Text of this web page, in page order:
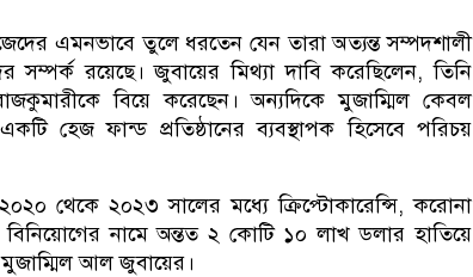
এমনভাবে তুলে ধরতেন যেন তারা অত্যন্ত সম্পদশালী
রয়েছে। জুবায়ের মিথ্যা দাবি করেছিলেন, তিনি
বিয়ে করেছেন। অন্যদিকে মুজাম্মিল কেবল
হেজ ফান্ড প্রতিষ্ঠানের ব্যবস্থাপক হিসেবে পরিচয়
থেকে ২০২৩ সালের মধ্যে ক্রিপ্টোকারেন্সি, করোনা
নামে অন্তত ২ কোটি ১০ লাখ ডলার হাতিয়ে
আল জুবায়ের।